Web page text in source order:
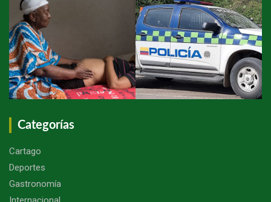
Categorías
Cartago
Deportes
Gastronomía